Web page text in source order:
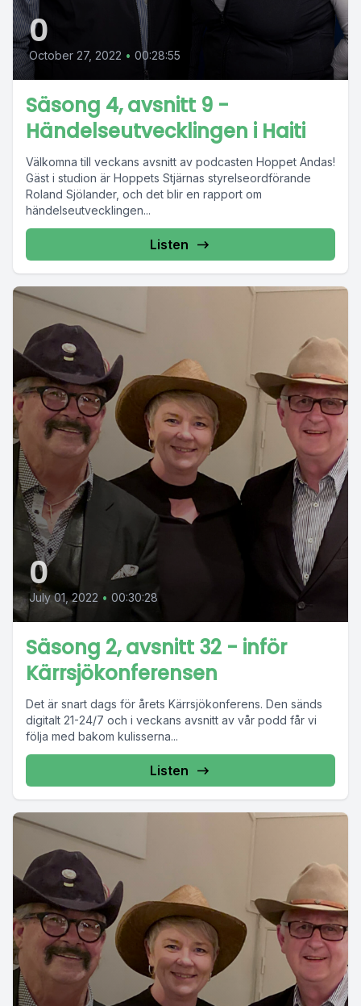
0
October 27, 2022 • 00:28:55
Säsong 4, avsnitt 9 -
Händelseutvecklingen i Haiti
Välkomna till veckans avsnitt av podcasten Hoppet Andas!
Gäst i studion är Hoppets Stjärnas styrelseordförande
Roland Sjölander, och det blir en rapport om
händelseutvecklingen...
Listen
0
July 01, 2022 • 00:30:28
Säsong 2, avsnitt 32 - inför
Kärrsjökonferensen
Det är snart dags för årets Kärrsjökonferens. Den sänds
digitalt 21-24/7 och i veckans avsnitt av vår podd får vi
följa med bakom kulisserna...
Listen